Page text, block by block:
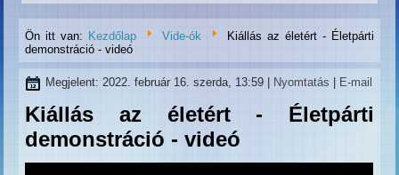
Ön itt van: Kezdőlap Vide-ók
Kiállás az életért - Életpárti
demonstráció - videó
Megjelent: 2022. február 16. szerda, 13:59 Nyomtatás E-mail
Kiállás az életért - Életpárti
demonstráció - videó